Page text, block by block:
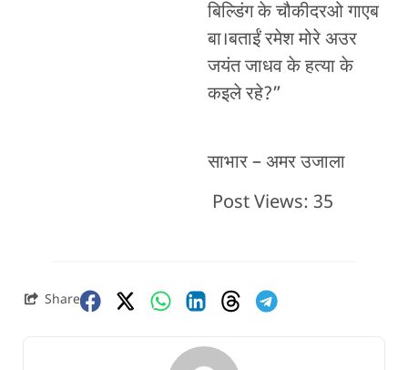
बिल्डिंग के चौकीदरओ गाएब
बा।बताईं रमेश मोरे अउर
जयंत जाधव के हत्या के
कइले रहे?”
साभार – अमर उजाला
Post Views: 35
Share